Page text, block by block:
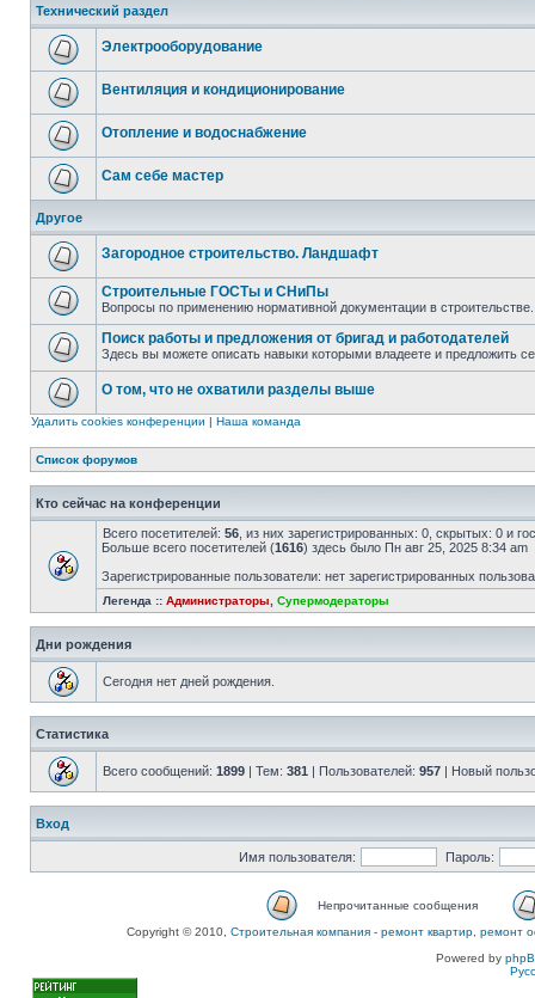
Технический раздел
Электрооборудование
Вентиляция и кондиционирование
Отопление и водоснабжение
Сам себе мастер
Другое
Загородное строительство. Ландшафт
Строительные ГОСТы и СНиПы
Вопросы по применению нормативной документации в строительстве.
Поиск работы и предложения от бригад и работодателей
Здесь вы можете описать навыки которыми владеете и предложить
О том, что не охватили разделы выше
Удалить cookies конференции | Наша команда
Список форумов
Кто сейчас на конференции
Всего посетителей: 56 , из них зарегистрированных: 0, скрытых: 0 и
Больше всего посетителей (1616) здесь было Пн авг 25, 2025 8:34 am
Зарегистрированные пользователи: нет зарегистрированных
Легенда :: Администраторы Супермодераторы
Дни рождения
Сегодня нет дней рождения.
Статистика
Всего сообщений: 1899 | Тем: 381 | Пользователей: 957 | Новый
Вход
Имя пользователя: Пароль:
Непрочитанные сообщения
Copyright © 2010, Строительная компания - ремонт квартир, ремонт
Powered by